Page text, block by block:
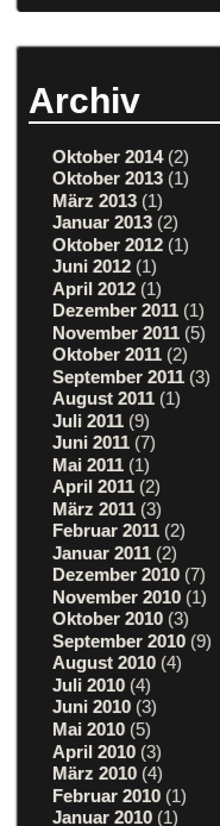
Archiv
Oktober 2014(2)
Oktober 2013 (1)
März 2013 (1)
Januar 2013 (2)
Oktober 2012 (1)
Juni 2012 (1)
April 2012 (1)
Dezember 2011 (1)
November 2011 (5)
Oktober 2011 (2)
September 2011 (3)
August 2011 (1)
Juli 2011 (9)
Juni 2011 (7)
Mai 2011 (1)
April 2011 (2)
März 2011 (3)
Februar 2011 (2)
Januar 2011 (2)
Dezember 2010 (7)
November 2010 (1)
Oktober 2010 (3)
September 2010 (9)
August 2010 (4)
Juli 2010 (4)
Juni 2010 (3)
Mai 2010 (5)
April 2010 (3)
März 2010 (4)
Februar 2010 (1)
Januar 2010 (1)